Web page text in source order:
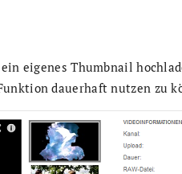
eigenes Thumbnail
dauerhaft nutzen zu